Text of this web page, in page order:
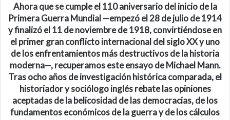
Ahora que se cumple el110aniversario del inicio dela
Primera Guerra Mundial—empezó el 28 de julio de 1914
y finalizó el 11 de noviembre de 1918, convirtiéndose en
el primer gran conflicto internacional del siglo XX y uno
de los enfrentamientos más destructivos de la historia
moderna—, recuperamos este ensayo deMichael Mann.
Tras ocho años de investigación histórica comparada, el
historiador y sociólogo inglés rebate las opiniones
aceptadas de la belicosidad de las democracias, de los
fundamentos económicos de la guerra y de los cálculos